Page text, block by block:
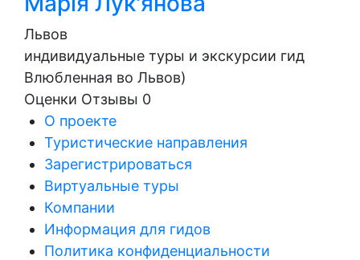
Львов
индивидуальные туры и экскурсии гид
Влюбленная во Львов)
Оценки Отзывы 0
О проекте
Туристические направления
Зарегистрироваться
Виртуальные туры
Компании
Информация для гидов
Политика конфиденциальности